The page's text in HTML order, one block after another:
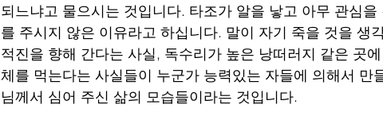
되느냐고 물으시는 것입니다. 타조가 알을 낳고 아무 관심
를 주시지 않은 이유라고 하십니다. 말이 자기 죽을 것을 생
적진을 향해 간다는 사실, 독수리가 높은 낭떠러지 같은 곳
체를 먹는다는 사실들이 누군가 능력있는 자들에 의해서 만
님께서 심어 주신 삶의 모습들이라는 것입니다.